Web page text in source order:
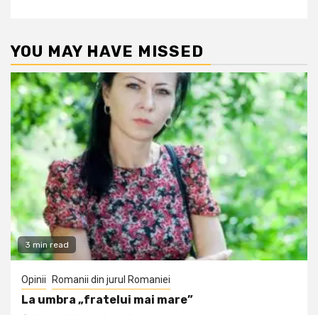
YOU MAY HAVE MISSED
3 min read
Opinii Romanii din jurul Romaniei
La umbra „fratelui mai mare”